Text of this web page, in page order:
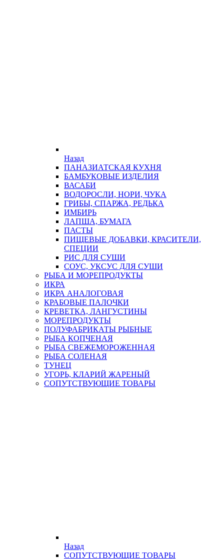
Назад
ПАНАЗИАТСКАЯ КУХНЯ
БАМБУКОВЫЕ ИЗДЕЛИЯ
ВАСАБИ
ВОДОРОСЛИ, НОРИ, ЧУКА
ГРИБЫ, СПАРЖА, РЕДЬКА
ИМБИРЬ
ЛАПША, БУМАГА
ПАСТЫ
ПИЩЕВЫЕ ДОБАВКИ, КРАСИТЕЛИ,
СПЕЦИИ
РИС ДЛЯ СУШИ
СОУС, УКСУС ДЛЯ СУШИ
РЫБА И МОРЕПРОДУКТЫ
ИКРА
ИКРА АНАЛОГОВАЯ
КРАБОВЫЕ ПАЛОЧКИ
КРЕВЕТКА, ЛАНГУСТИНЫ
МОРЕПРОДУКТЫ
ПОЛУФАБРИКАТЫ РЫБНЫЕ
РЫБА КОПЧЕНАЯ
РЫБА СВЕЖЕМОРОЖЕННАЯ
РЫБА СОЛЕНАЯ
ТУНЕЦ
УГОРЬ, КЛАРИЙ ЖАРЕНЫЙ
СОПУТСТВУЮЩИЕ ТОВАРЫ
Назад
СОПУТСТВУЮЩИЕ ТОВАРЫ